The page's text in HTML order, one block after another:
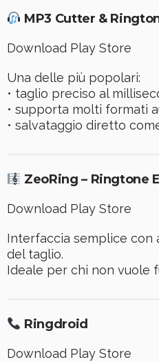
MP3 Cutter &
Download Play Store
Una delle più popolari:
• taglio preciso al
• supporta molti formati
• salvataggio diretto
ZeoRing – Ringtone
Download Play Store
Interfaccia semplice con
del taglio.
Ideale per chi non vuole
Ringdroid
Download Play Store